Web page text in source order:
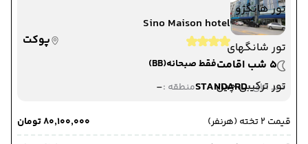
تور هانگژو
تور شانگهای
تور ترکیبی چین
Sino Maison hotel
پوکت
5 شب اقامت
فقط صبحانه(BB)
دید اتاق :STANDARDمنطقه :-
قیمت 2 تخته (هرنفر)
۸۰٬۱۰۰٬۰۰۰ تومان